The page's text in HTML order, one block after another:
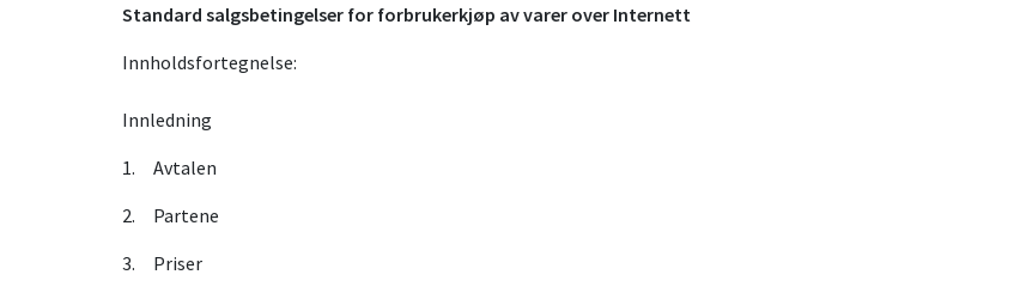
Standard salgsbetingelser for forbrukerkjøp av varer over Internett
Innholdsfortegnelse:
Innledning
1. Avtalen
2. Partene
3. Priser